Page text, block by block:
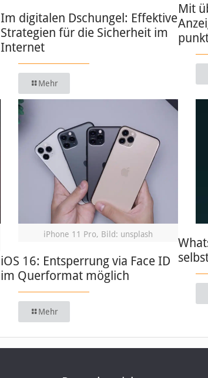
Im digitalen Dschungel: Effektive
Strategien für die Sicherheit im
Internet
Mehr
Mit
iPhone 11 Pro, Bild: unsplash
iOS 16: Entsperrung via Face ID
im Querformat möglich
Mehr